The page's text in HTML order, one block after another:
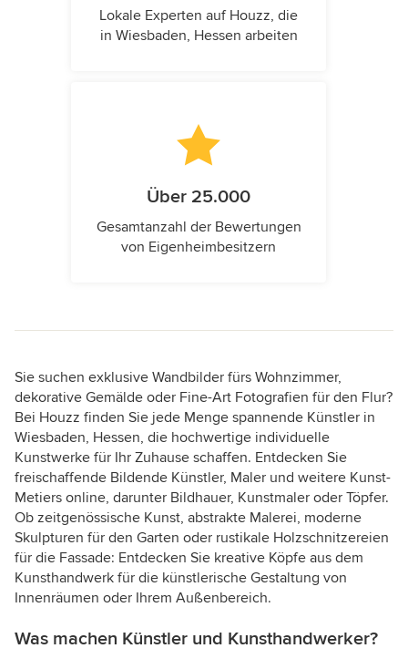
Lokale Experten auf Houzz, die
in Wiesbaden, Hessen arbeiten
Über 25.000
Gesamtanzahl der Bewertungen
von Eigenheimbesitzern
Sie suchen exklusive Wandbilder fürs Wohnzimmer,
dekorative Gemälde oder Fine-Art Fotografien für den Flur?
Bei Houzz finden Sie jede Menge spannende Künstler in
Wiesbaden, Hessen, die hochwertige individuelle
Kunstwerke für Ihr Zuhause schaffen. Entdecken Sie
freischaffende Bildende Künstler, Maler und weitere Kunst-
Metiers online, darunter Bildhauer, Kunstmaler oder Töpfer.
Ob zeitgenössische Kunst, abstrakte Malerei, moderne
Skulpturen für den Garten oder rustikale Holzschnitzereien
für die Fassade: Entdecken Sie kreative Köpfe aus dem
Kunsthandwerk für die künstlerische Gestaltung von
Innenräumen oder Ihrem Außenbereich.
Was machen Künstler und Kunsthandwerker?